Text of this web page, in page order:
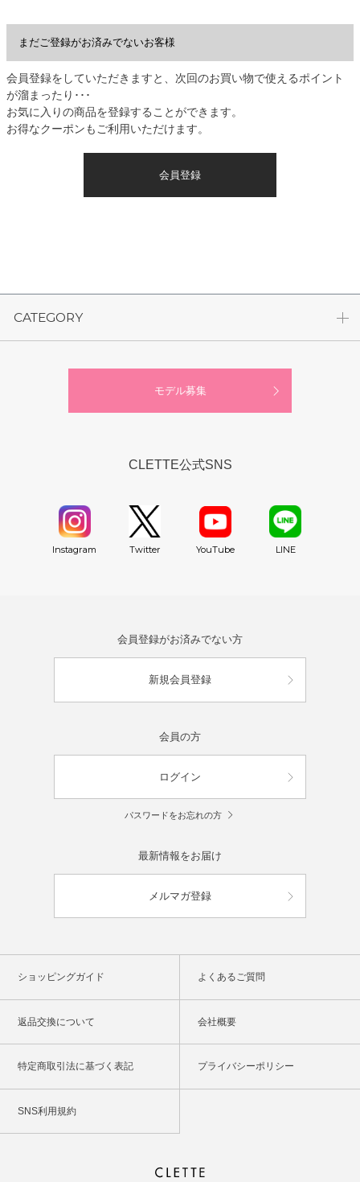
まだご登録がお済みでないお客様
会員登録をしていただきますと、次回のお買い物で使えるポイント
が溜まったり･･･
お気に入りの商品を登録することができます。
お得なクーポンもご利用いただけます。
会員登録
CATEGORY
モデル募集
CLETTE公式SNS
Instagram Twitter YouTube LINE
会員登録がお済みでない方
新規会員登録
会員の方
ログイン
パスワードをお忘れの方
最新情報をお届け
メルマガ登録
ショッピングガイド よくあるご質問
返品交換について 会社概要
特定商取引法に基づく表記 プライバシーポリシー
SNS利用規約